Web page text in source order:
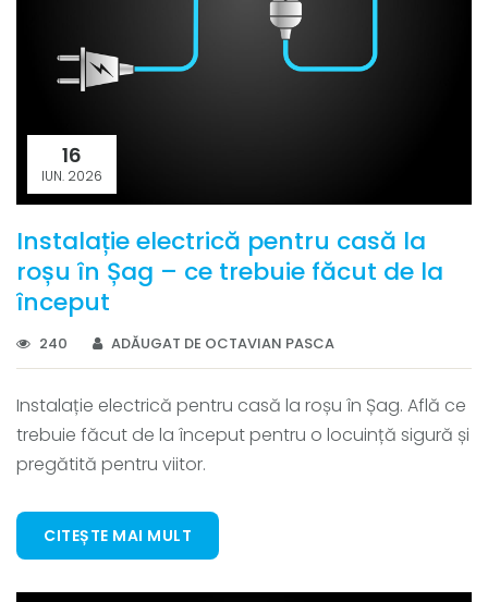
16
IUN. 2026
Instalație electrică pentru casă la
roșu în Șag – ce trebuie făcut de la
început
240 ADĂUGAT DE OCTAVIAN PASCA
Instalație electrică pentru casă la roșu în Șag. Află ce
trebuie făcut de la început pentru o locuință sigură și
pregătită pentru viitor.
CITEȘTE MAI MULT